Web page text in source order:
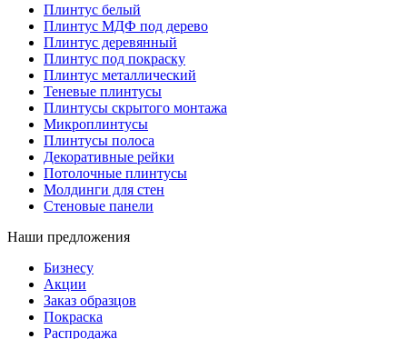
Плинтус белый
Плинтус МДФ под дерево
Плинтус деревянный
Плинтус под покраску
Плинтус металлический
Теневые плинтусы
Плинтусы скрытого монтажа
Микроплинтусы
Плинтусы полоса
Декоративные рейки
Потолочные плинтусы
Молдинги для стен
Стеновые панели
Наши предложения
Бизнесу
Акции
Заказ образцов
Покраска
Распродажа